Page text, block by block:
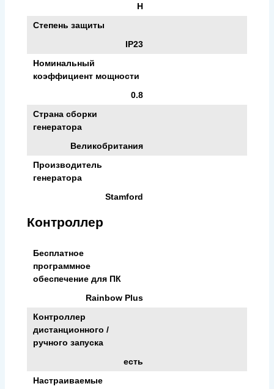
H
Степень защиты
IP23
Номинальный
коэффициент мощности
0.8
Страна сборки
генератора
Великобритания
Производитель
генератора
Stamford
Контроллер
Бесплатное
программное
обеспечение для ПК
Rainbow Plus
Контроллер
дистанционного /
ручного запуска
есть
Настраиваемые